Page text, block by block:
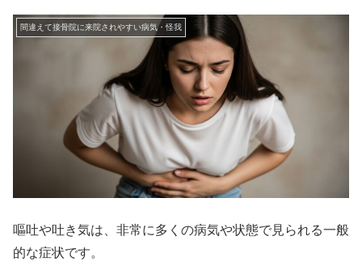
間違えて接骨院に来院されやすい病気・怪我
嘔吐や吐き気は、非常に多くの病気や状態で見られる一般
的な症状です。